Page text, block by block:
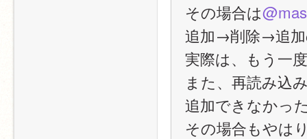
その場合は
追加→削除→追加
実際は、もう一
また、再読み込
追加できなかっ
その場合もやは